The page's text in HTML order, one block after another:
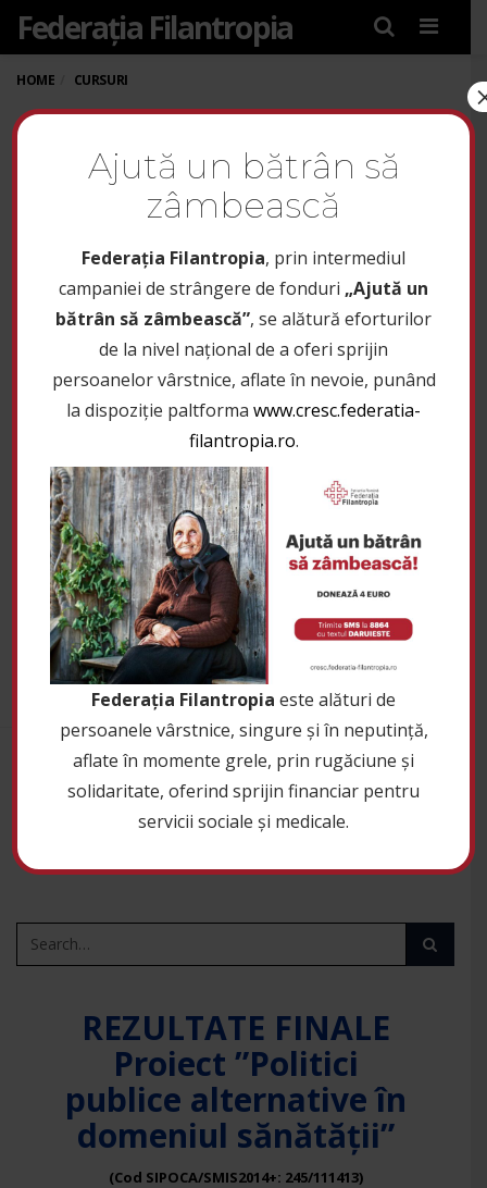
Menu
Federația Filantropia
HOME CURSURI
STUDII/GHIDURI/BROȘURI
Setting up fake worker failed: "Cannot load script at:
https://federatia-filantropia.ro/wp-
embedder/assets/js/pdfjs/pdf.worker.min.js".
Tags: Politici publice alternative în domeniul sănătății
Grupa 2. Curs POLITICI PUBLICE. Continuă seria
celor 5 grupe de formare: „Politici publice
alternative în domeniul sănătății”
Curs POLITICI PUBLICE. Continuă programul de
formare profesională cu Grupa a 3-a de
participanți din București, Târgoviște și Bacău
REZULTATE FINALE
Proiect ”Politici
publice alternative în
domeniul sănătății”
(Cod SIPOCA/SMIS2014+: 245/111413)
Ajută un bătrân să
zâmbească
Federaţia Filantropia, prin intermediul
campaniei de strângere de fonduri „Ajută un
bătrân să zâmbească”, se alătură eforturilor
de la nivel național de a oferi sprijin
persoanelor vârstnice, aflate în nevoie, punând
la dispoziție paltforma www.cresc.federatia-
filantropia.ro.
Federația Filantropia este alături de
persoanele vârstnice, singure și în neputință,
aflate în momente grele, prin rugăciune și
solidaritate, oferind sprijin financiar pentru
servicii sociale și medicale.